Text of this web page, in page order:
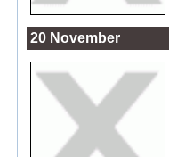
20 November